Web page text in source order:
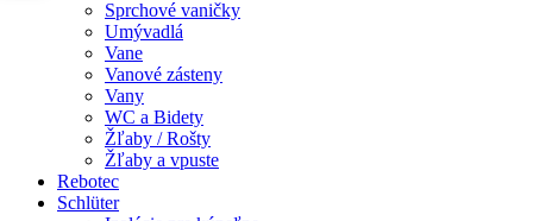
Sprchové vaničky
Umývadlá
Vane
Vanové zásteny
Vany
WC a Bidety
Žľaby / Rošty
Žľaby a vpuste
Rebotec
Schlüter